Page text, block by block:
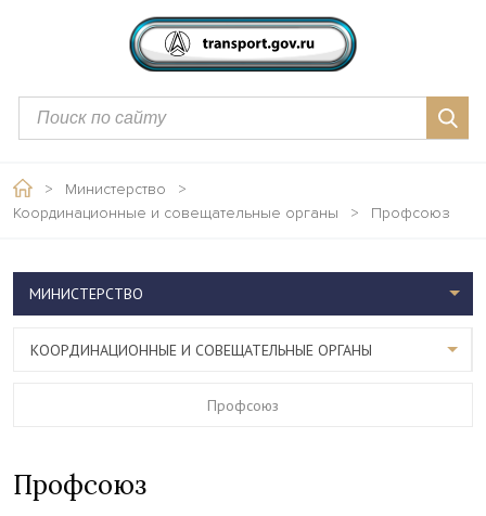
> Министерство
>
Координационные и совещательные органы
> Профсоюз
Профсоюз
МИНИСТЕРСТВО
КООРДИНАЦИОННЫЕ И СОВЕЩАТЕЛЬНЫЕ ОРГАНЫ
Профсоюз